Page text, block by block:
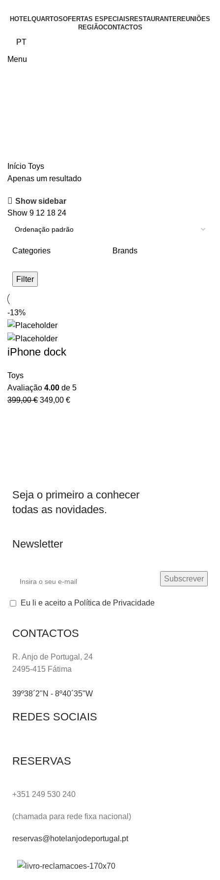
HOTELQUARTOSOFERTAS ESPECIAIS RESTAURANTEREUNIÕES
REGIÃOCONTACTOS
PT
Menu
Início Toys
Apenas um resultado
Show sidebar
Show 9 12 18 24
Categories Brands
Filter
-13%
iPhone dock
Toys
Avaliação 4.00 de 5
399,00€ 349,00 €
Seja o primeiro a conhecer
todas as novidades.
Newsletter
Eu li e aceito a Política de Privacidade
CONTACTOS
R. Anjo de Portugal, 24
2495-415 Fátima
39º38´2"N - 8º40´35"W
REDES SOCIAIS
RESERVAS
+351 249 530 240
(chamada para rede fixa nacional)
reservas@hotelanjodeportugal.pt